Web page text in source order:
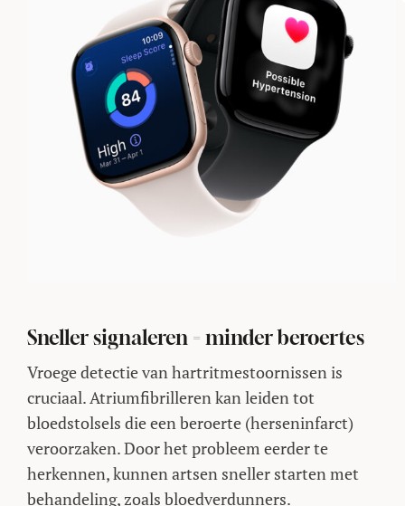
Sneller signaleren = minder beroertes
Vroege detectie van hartritmestoornissen is
cruciaal. Atriumfibrilleren kan leiden tot
bloedstolsels die een beroerte (herseninfarct)
veroorzaken. Door het probleem eerder te
herkennen, kunnen artsen sneller starten met
behandeling, zoals bloedverdunners.